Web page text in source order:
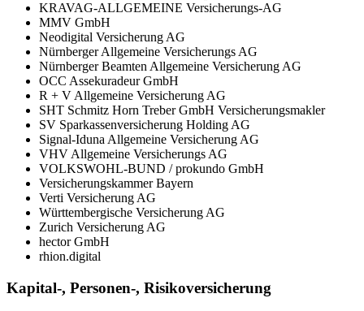
KRAVAG-ALLGEMEINE Versicherungs-AG
MMV GmbH
Neodigital Versicherung AG
Nürnberger Allgemeine Versicherungs AG
Nürnberger Beamten Allgemeine Versicherung AG
OCC Assekuradeur GmbH
R + V Allgemeine Versicherung AG
SHT Schmitz Horn Treber GmbH Versicherungsmakler
SV Sparkassenversicherung Holding AG
Signal-Iduna Allgemeine Versicherung AG
VHV Allgemeine Versicherungs AG
VOLKSWOHL-BUND / prokundo GmbH
Versicherungskammer Bayern
Verti Versicherung AG
Württembergische Versicherung AG
Zurich Versicherung AG
hector GmbH
rhion.digital
Kapital-, Personen-, Risikoversicherung